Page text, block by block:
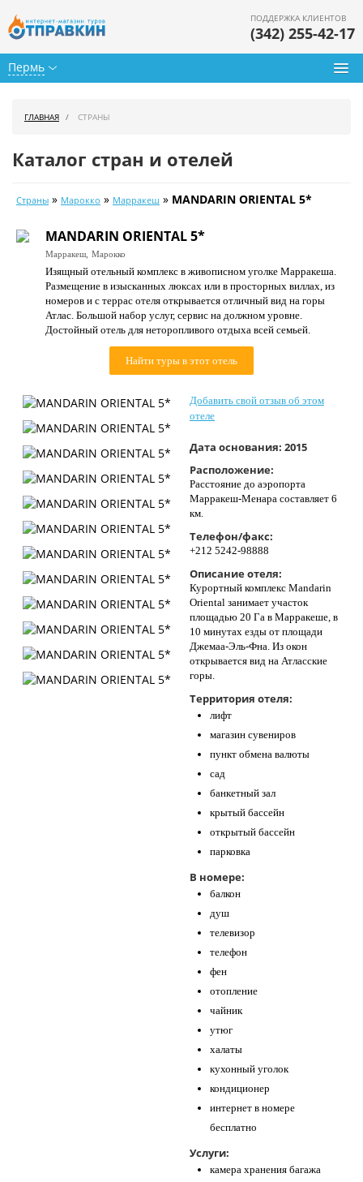
Пермь
ПОДДЕРЖКА КЛИЕНТОВ
(342) 255-42-17
Календарь туров
Цены дня
Страны
Как купить
ГЛАВНАЯ СТРАНЫ
Каталог стран и отелей
Страны » Марокко » Марракеш » MANDARIN ORIENTAL 5*
MANDARIN ORIENTAL 5*
Марракеш, Марокко
Изящный отельный комплекс в живописном уголке Марракеша.
Размещение в изысканных люксах или в просторных виллах, из
номеров и с террас отеля открывается отличный вид на горы
Атлас. Большой набор услуг, сервис на должном уровне.
Достойный отель для неторопливого отдыха всей семьей.
Найти туры в этот отель
Добавить свой отзыв об этом
отеле
Дата основания: 2015
Расположение:
Расстояние до аэропорта
Марракеш-Менара составляет 6
км.
Телефон/факс:
+212 5242-98888
Описание отеля:
Курортный комплекс Mandarin
Oriental занимает участок
площадью 20 Га в Марракеше, в
10 минутах езды от площади
Джемаа-Эль-Фна. Из окон
открывается вид на Атласские
горы.
Территория отеля:
лифт
магазин сувениров
пункт обмена валюты
сад
банкетный зал
крытый бассейн
открытый бассейн
парковка
В номере:
балкон
душ
телевизор
телефон
фен
отопление
чайник
утюг
халаты
кухонный уголок
кондиционер
интернет в номере
бесплатно
Услуги:
камера хранения багажа